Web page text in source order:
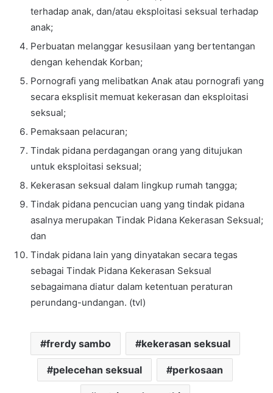
terhadap anak, dan/atau eksploitasi seksual terhadap
anak;
Perbuatan melanggar kesusilaan yang bertentangan
dengan kehendak Korban;
Pornografi yang melibatkan Anak atau pornografi yang
secara eksplisit memuat kekerasan dan eksploitasi
seksual;
Pemaksaan pelacuran;
Tindak pidana perdagangan orang yang ditujukan
untuk eksploitasi seksual;
Kekerasan seksual dalam lingkup rumah tangga;
Tindak pidana pencucian uang yang tindak pidana
asalnya merupakan Tindak Pidana Kekerasan Seksual;
dan
Tindak pidana lain yang dinyatakan secara tegas
sebagai Tindak Pidana Kekerasan Seksual
sebagaimana diatur dalam ketentuan peraturan
perundang-undangan. (tvl)
frerdy sambo kekerasan seksual
pelecehan seksual perkosaan